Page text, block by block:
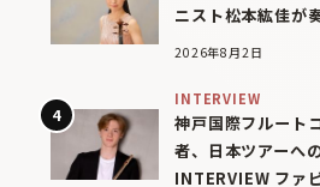
ニスト松本紘佳が
2026年8月2日
INTERVIEW
神戸国際フルート
者、日本ツアーへ
INTERVIEW ファ